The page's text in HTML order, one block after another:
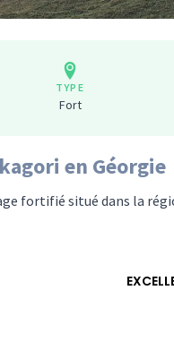
TYPE
Fort
en Géorgie
fortifié situé dans la